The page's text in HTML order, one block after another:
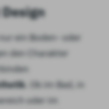
ein Boden- oder
den Charakter
. Ob im Bad, in
oder im